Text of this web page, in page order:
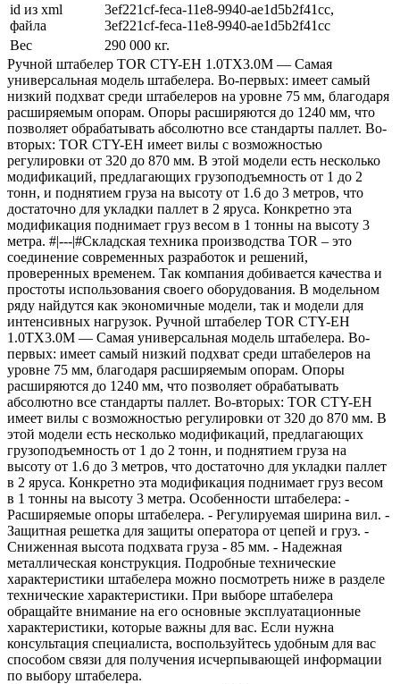
id из xml
файла
3ef221cf-feca-11e8-9940-ae1d5b2f41cc,
3ef221cf-feca-11e8-9940-ae1d5b2f41cc
Вес
290 000 кг.
Ручной штабелер TOR CTY-EH 1.0TX3.0M — Самая
универсальная модель штабелера. Во-первых: имеет самый
низкий подхват среди штабелеров на уровне 75 мм, благодаря
расширяемым опорам. Опоры расширяются до 1240 мм, что
позволяет обрабатывать абсолютно все стандарты паллет. Во-
вторых: TOR CTY-EH имеет вилы с возможностью
регулировки от 320 до 870 мм. В этой модели есть несколько
модификаций, предлагающих грузоподъемность от 1 до 2
тонн, и поднятием груза на высоту от 1.6 до 3 метров, что
достаточно для укладки паллет в 2 яруса. Конкретно эта
модификация поднимает груз весом в 1 тонны на высоту 3
метра. #|---|#Складская техника производства TOR – это
соединение современных разработок и решений,
проверенных временем. Так компания добивается качества и
простоты использования своего оборудования. В модельном
ряду найдутся как экономичные модели, так и модели для
интенсивных нагрузок. Ручной штабелер TOR CTY-EH
1.0TX3.0M — Самая универсальная модель штабелера. Во-
первых: имеет самый низкий подхват среди штабелеров на
уровне 75 мм, благодаря расширяемым опорам. Опоры
расширяются до 1240 мм, что позволяет обрабатывать
абсолютно все стандарты паллет. Во-вторых: TOR CTY-EH
имеет вилы с возможностью регулировки от 320 до 870 мм. В
этой модели есть несколько модификаций, предлагающих
грузоподъемность от 1 до 2 тонн, и поднятием груза на
высоту от 1.6 до 3 метров, что достаточно для укладки паллет
в 2 яруса. Конкретно эта модификация поднимает груз весом
в 1 тонны на высоту 3 метра. Особенности штабелера: -
Расширяемые опоры штабелера. - Регулируемая ширина вил. -
Защитная решетка для защиты оператора от цепей и груз. -
Сниженная высота подхвата груза - 85 мм. - Надежная
металлическая конструкция. Подробные технические
характеристики штабелера можно посмотреть ниже в разделе
технические характеристики. При выборе штабелера
обращайте внимание на его основные эксплуатационные
характеристики, которые важны для вас. Если нужна
консультация специалиста, воспользуйтесь удобным для вас
способом связи для получения исчерпывающей информации
по выбору штабелера.